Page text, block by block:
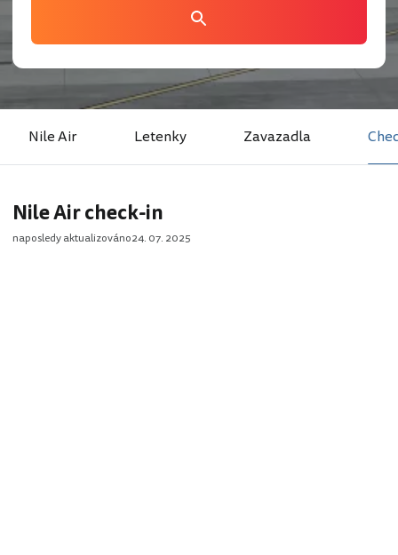
Nile Air Letenky Zavazadla
Nile Air check-in
naposledy aktualizováno24. 07. 2025